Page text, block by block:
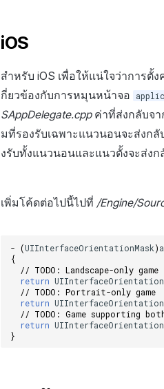
iOS
สำหรับ iOS เพื่อให้แน่ใจว่าการตั้
กี่ยวข้องกับการหมุนหน้าจอ
SAppDelegate.cppค่าที่ส่งกลับจา
มที่รองรับเฉพาะแนวนอนจะส่งกลั
งรับทั้งแนวนอนและแนวตั้งจะส่งก
เพิ่มโค้ดต่อไปนี้ไปที่ /Engine/
- (UIInterfaceOrientationMask)
{
// TODO: Landscape-only game
return
// TODO: Portrait-only game
return
// TODO: Game supporting
return
}